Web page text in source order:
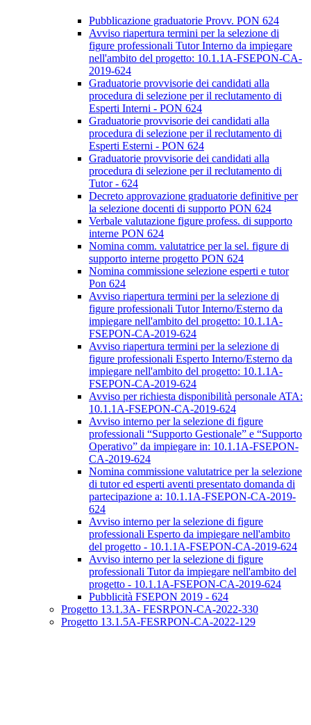
Pubblicazione graduatorie Provv. PON 624
Avviso riapertura termini per la selezione di
figure professionali Tutor Interno da impiegare
nell'ambito del progetto: 10.1.1A-FSEPON-CA-
2019-624
Graduatorie provvisorie dei candidati alla
procedura di selezione per il reclutamento di
Esperti Interni - PON 624
Graduatorie provvisorie dei candidati alla
procedura di selezione per il reclutamento di
Esperti Esterni - PON 624
Graduatorie provvisorie dei candidati alla
procedura di selezione per il reclutamento di
Tutor - 624
Decreto approvazione graduatorie definitive per
la selezione docenti di supporto PON 624
Verbale valutazione figure profess. di supporto
interne PON 624
Nomina comm. valutatrice per la sel. figure di
supporto interne progetto PON 624
Nomina commissione selezione esperti e tutor
Pon 624
Avviso riapertura termini per la selezione di
figure professionali Tutor Interno/Esterno da
impiegare nell'ambito del progetto: 10.1.1A-
FSEPON-CA-2019-624
Avviso riapertura termini per la selezione di
figure professionali Esperto Interno/Esterno da
impiegare nell'ambito del progetto: 10.1.1A-
FSEPON-CA-2019-624
Avviso per richiesta disponibilità personale ATA:
10.1.1A-FSEPON-CA-2019-624
Avviso interno per la selezione di figure
professionali “Supporto Gestionale” e “Supporto
Operativo” da impiegare in: 10.1.1A-FSEPON-
CA-2019-624
Nomina commissione valutatrice per la selezione
di tutor ed esperti aventi presentato domanda di
partecipazione a: 10.1.1A-FSEPON-CA-2019-
624
Avviso interno per la selezione di figure
professionali Esperto da impiegare nell'ambito
del progetto - 10.1.1A-FSEPON-CA-2019-624
Avviso interno per la selezione di figure
professionali Tutor da impiegare nell'ambito del
progetto - 10.1.1A-FSEPON-CA-2019-624
Pubblicità FSEPON 2019 - 624
Progetto 13.1.3A- FESRPON-CA-2022-330
Progetto 13.1.5A-FESRPON-CA-2022-129